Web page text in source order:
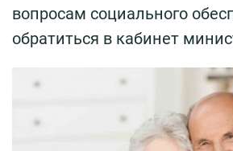
вопросам социального
обратиться в кабинет